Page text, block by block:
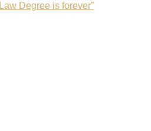
Degree is forever”